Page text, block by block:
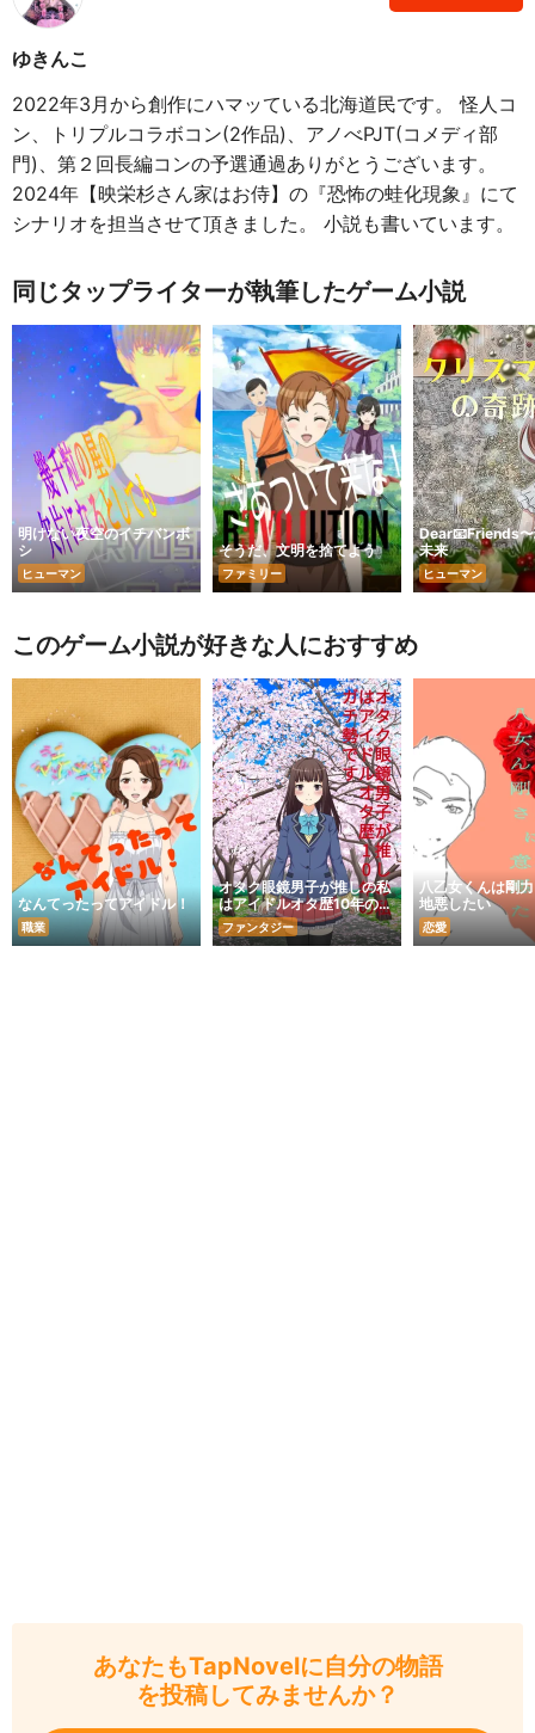
ゆきんこ
2022年3月から創作にハマッている北海道民です。 怪人コ
ン、トリプルコラボコン(2作品)、アノべPJT(コメディ部
門)、第２回長編コンの予選通過ありがとうございます。
2024年【映栄杉さん家はお侍】の『恐怖の蛙化現象』にて
シナリオを担当させて頂きました。 小説も書いています。
同じタップライターが執筆したゲーム小説
明けない夜空のイチバンボ
シ
ヒューマン
そうだ、文明を捨てよう
ファミリー
Dear📧Friends
未来
ヒューマン
このゲーム小説が好きな人におすすめ
なんてったってアイドル！
職業
オタク眼鏡男子が推しの私
はアイドルオタ歴10年のガ
チ勢です。
ファンタジー
八乙女くんは剛
地悪したい
恋愛
あなたもTapNovelに自分の物語
を投稿してみませんか？